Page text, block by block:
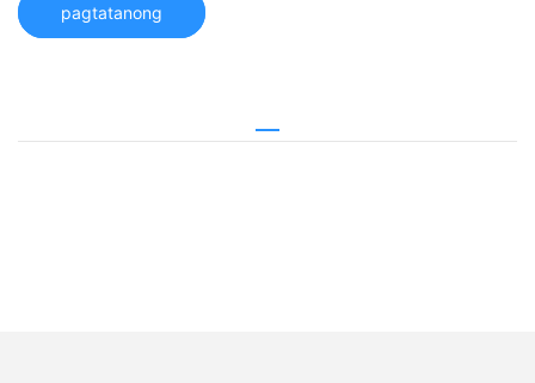
pagtatanong